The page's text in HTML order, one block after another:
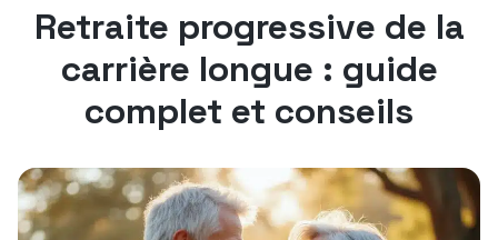
Retraite progressive de la
carrière longue : guide
complet et conseils